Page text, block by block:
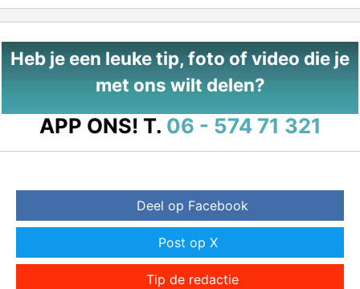
Heb je een leuke tip, foto of video die je
met ons wilt delen?
APP ONS! T. 06 - 574 71 321
Deel op Facebook
Post op X
Tip de redactie